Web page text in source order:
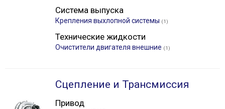
Система выпуска
Крепления выхлопной системы (1)
Технические жидкости
Очистители двигателя внешние (1)
Сцепление и Трансмиссия
Привод